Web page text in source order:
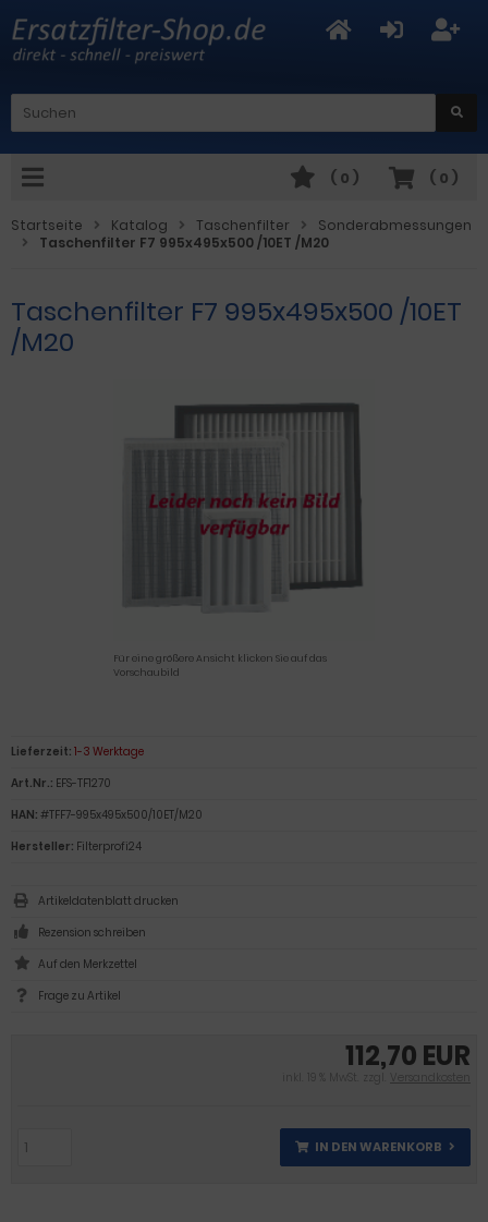
( 0 )
( 0 )
Startseite Katalog Taschenfilter
Sonderabmessungen
Taschenfilter F7 995x495x500 /10ET /M20
Taschenfilter F7 995x495x500 /10ET
/M20
Für eine größere Ansicht klicken Sie auf das
Vorschaubild
112,70 EUR
inkl. 19 % MwSt. zzgl. Versandkosten
IN DEN WARENKORB
Lieferzeit: 1-3 Werktage
Art.Nr.: EFS-TF1270
HAN: #TFF7-995x495x500/10ET/M20
Hersteller: Filterprofi24
Artikeldatenblatt drucken
Rezension schreiben
Frage zu Artikel